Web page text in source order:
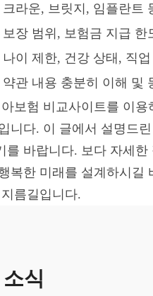
크라운, 브릿지, 임플란트
보장 범위, 보험금 지급
나이 제한, 건강 상태, 직
약관 내용 충분히 이해 및
아보험 비교사이트를 이
니다. 이 글에서 설명드
를 바랍니다. 보다 자세
복한 미래를 설계하시길
름길입니다.
식